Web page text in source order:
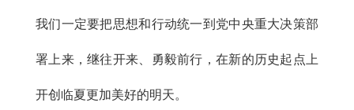
我们一定要把思想和行动统一到党中央重大决策部
署上来，继往开来、勇毅前行，在新的历史起点上
开创临夏更加美好的明天。